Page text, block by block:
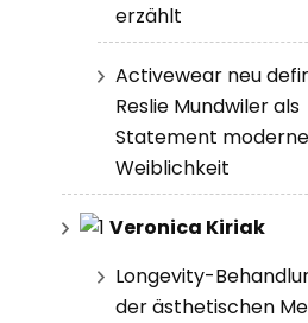
erzählt
Activewear neu
Reslie Mundwiler als
Statement
Weiblichkeit
Veronica Kiriak
Longevity-
der ästhetischen